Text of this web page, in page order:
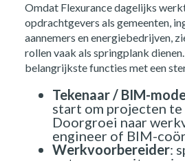
Omdat Flexurance dagelijks
opdrachtgevers als gemeenten,
aannemers en energiebedrijven,
rollen vaak als springplank
belangrijkste functies met een
Tekenaar / BIM-
start om projecten te
Doorgroei naar
engineer of BIM-
Werkvoorbereider: